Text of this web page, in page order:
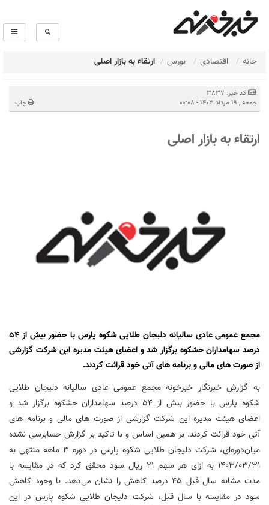
خانه اقتصادی بورس ارتقاء به بازار اصلی
کد خبر: 3837
جمعه , 19 مرداد 1403 - 00:08
چاپ
ارتقاء به بازار اصلی
مجمع عمومی عادی سالیانه دلیجان طلایی شکوه پارس با حضور بیش از 54
درصد سهامداران حشکوه برگزار شد و اعضای هیئت مدیره این شرکت گزارشی
از صورت های مالی و برنامه های آتی خود قرائت کردند.
به گزارش خبرنگار خبرخونه مجمع عمومی عادی سالیانه دلیجان طلایی
شکوه پارس با حضور بیش از 54 درصد سهامداران حشکوه برگزار شد و
اعضای هیئت مدیره این شرکت گزارشی از صورت های مالی و برنامه های
آتی خود قرائت کردند. بر همین اساس و با تاکید بر گزارش حسابرسی نشده
میان‌دوره‌ای، شرکت دلیجان طلایی شکوه پارس در دوره ۳ ماهه منتهی به
۱۴۰۳/۰۳/۳۱ به ازای هر سهم ۲۱ ریال سود محقق کرد که در مقایسه با
مدت مشابه سال قبل ۴۵ درصد کاهش را نشان می‌دهد. با وجود کاهش
سود در مقایسه با سال قبل، شرکت دلیجان طلایی شکوه پارس در این